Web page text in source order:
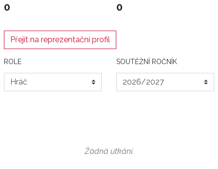
0 0
Přejít na reprezentační profil
ROLE SOUTĚŽNÍ ROČNÍK
Žádná utkání.